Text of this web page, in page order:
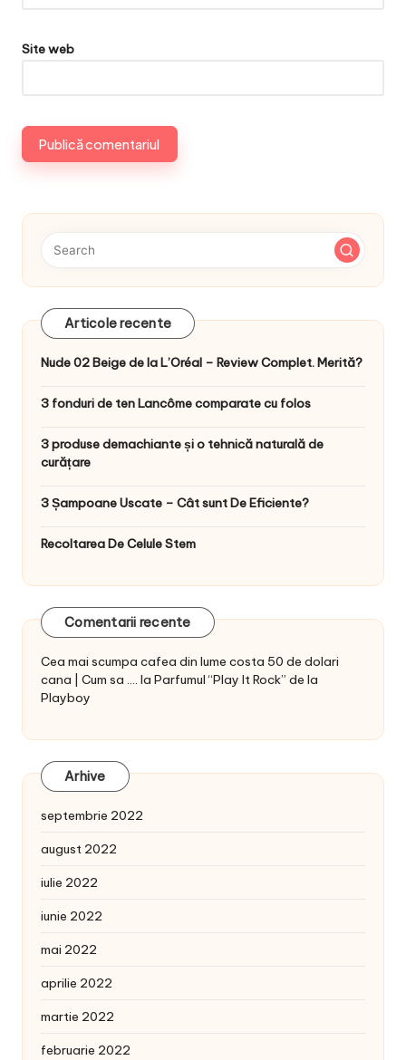
Site web
Articole recente
Nude 02 Beige de la L’Oréal – Review Complet. Merită?
3 fonduri de ten Lancôme comparate cu folos
3 produse demachiante și o tehnică naturală de
curățare
3 Șampoane Uscate – Cât sunt De Eficiente?
Recoltarea De Celule Stem
Comentarii recente
Cea mai scumpa cafea din lume costa 50 de dolari
cana | Cum sa .... la Parfumul “Play It Rock” de la
Playboy
Arhive
septembrie 2022
august 2022
iulie 2022
iunie 2022
mai 2022
aprilie 2022
martie 2022
februarie 2022